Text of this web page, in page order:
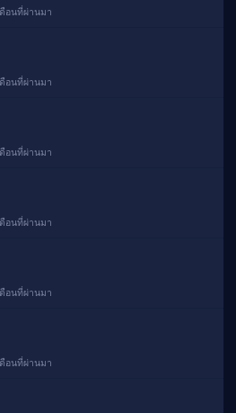
ดือนที่ผ่านมา
ดือนที่ผ่านมา
ดือนที่ผ่านมา
ดือนที่ผ่านมา
ดือนที่ผ่านมา
ดือนที่ผ่านมา